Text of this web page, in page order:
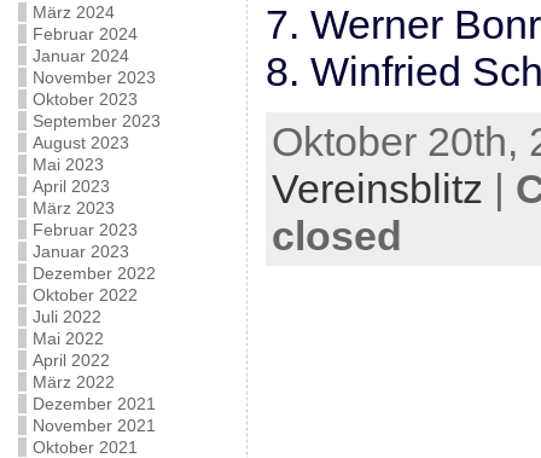
März 2024
Februar 2024
Januar 2024
November 2023
Oktober 2023
September 2023
August 2023
Mai 2023
April 2023
März 2023
Februar 2023
Januar 2023
Dezember 2022
Oktober 2022
Juli 2022
Mai 2022
April 2022
März 2022
Dezember 2021
November 2021
Oktober 2021
7. Werner
8. Winfried
Oktober 20th,
Vereinsblitz |
closed